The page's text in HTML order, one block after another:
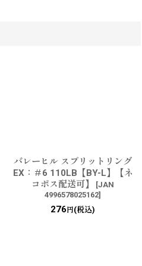
バレーヒル スプリットリング
EX：＃6 110LB【BY-L】【ネ
コポス配送可】
[JAN
4996578025162]
276 円(税込)